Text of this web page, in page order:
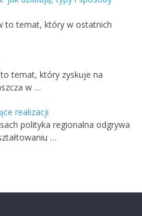
to temat, który w ostatnich
temat, który zyskuje na
w …
realizacji
polityka regionalna odgrywa
…